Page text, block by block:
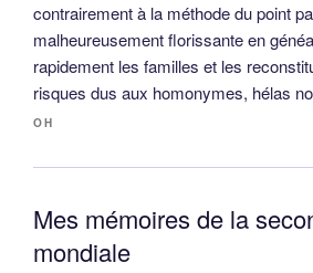
contrairement à la méthode du point
malheureusement florissante en
rapidement les familles et les
risques dus aux homonymes, hélas
OH
Mes mémoires de la
mondiale